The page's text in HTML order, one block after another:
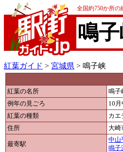
全国約750か所
鳴
紅葉ガイド > 宮城県 > 鳴子峡
紅葉の名所
鳴子
例年の見ごろ
10
紅葉の種類
カエ
住所
大崎
最寄駅
中山
鳴子